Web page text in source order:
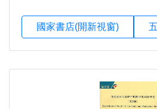
國家書店(開新視窗)